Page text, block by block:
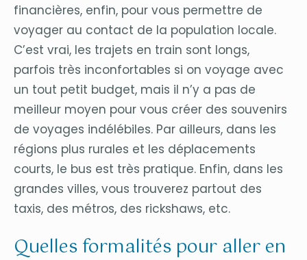
financières, enfin, pour vous permettre de
voyager au contact de la population locale.
C’est vrai, les trajets en train sont longs,
parfois très inconfortables si on voyage avec
un tout petit budget, mais il n’y a pas de
meilleur moyen pour vous créer des souvenirs
de voyages indélébiles. Par ailleurs, dans les
régions plus rurales et les déplacements
courts, le bus est très pratique. Enfin, dans les
grandes villes, vous trouverez partout des
taxis, des métros, des rickshaws, etc.
Quelles formalités pour aller en